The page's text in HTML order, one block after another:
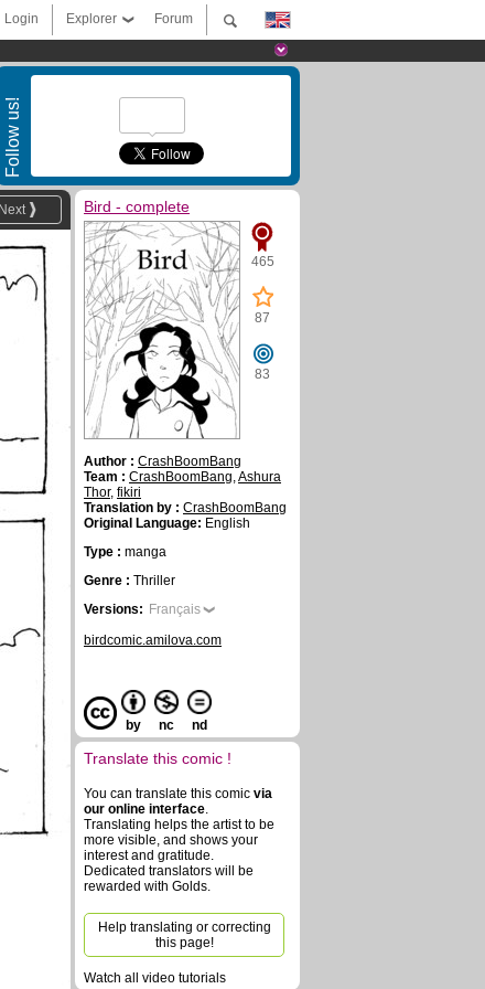
Forum
Explorer
Login
Follow us!
Next Bird - complete
465
87
83
Author : CrashBoomBang
Team : CrashBoomBang,Ashura
Thor, fikiri
Translation by : CrashBoomBang
Original Language: English
Type : manga
Genre : Thriller
Versions: Français
birdcomic.amilova.com
by nc nd
Translate this comic !
You can translate this comic via
our online interface.
Translating helps the artist to be
more visible, and shows your
interest and gratitude.
Dedicated translators will be
rewarded with Golds.
Help translating or correcting
this page!
Watch all video tutorials